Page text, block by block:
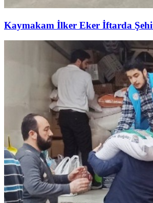
Kaymakam İlker Eker İftarda Şehit